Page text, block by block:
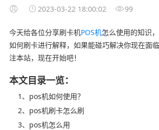
2023-03-22 18:00:02 99
今天给各位分享刷卡机POS机怎么使用的知识
如何刷卡进行解释，如果能碰巧解决你现在面
注本站，现在开始吧！
本文目录一览：
1、pos机如何使用？
2、pos机刷卡怎么刷
3、pos机怎么用